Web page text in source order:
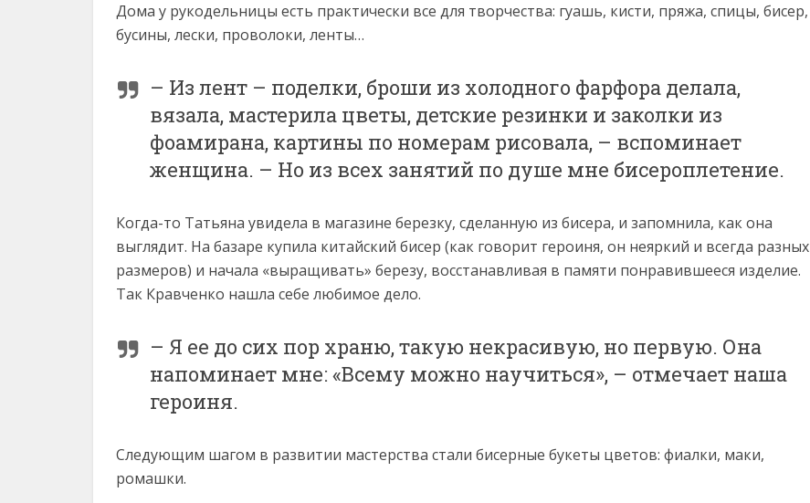
Дома у рукодельницы есть практически все для творчества: гуашь, кисти, пряжа, спицы, бисер,
бусины, лески, проволоки, ленты…
– Из лент – поделки, броши из холодного фарфора делала,
вязала, мастерила цветы, детские резинки и заколки из
фоамирана, картины по номерам рисовала, – вспоминает
женщина. – Но из всех занятий по душе мне бисероплетение.
Когда-то Татьяна увидела в магазине березку, сделанную из бисера, и запомнила, как она
выглядит. На базаре купила китайский бисер (как говорит героиня, он неяркий и всегда разных
размеров) и начала «выращивать» березу, восстанавливая в памяти понравившееся изделие.
Так Кравченко нашла себе любимое дело.
– Я ее до сих пор храню, такую некрасивую, но первую. Она
напоминает мне: «Всему можно научиться», – отмечает наша
героиня.
Следующим шагом в развитии мастерства стали бисерные букеты цветов: фиалки, маки,
ромашки.